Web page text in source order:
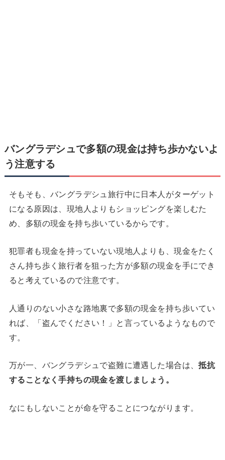
バングラデシュで多額の現金は持ち歩かないよ
う注意する
そもそも、バングラデシュ旅行中に日本人がターゲット
になる原因は、現地人よりもショッピングを楽しむた
め、多額の現金を持ち歩いているからです。
犯罪者も現金を持っていない現地人よりも、現金をたく
さん持ち歩く旅行者を狙った方が多額の現金を手にでき
ると考えているので注意です。
人通りのない小さな路地裏で多額の現金を持ち歩いてい
れば、「盗んでください！」と言っているようなもので
す。
万が一、バングラデシュで盗難に遭遇した場合は、抵抗
することなく手持ちの現金を渡しましょう。
なにもしないことが命を守ることにつながります。